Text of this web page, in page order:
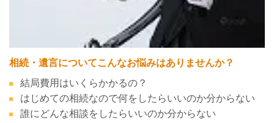
相続・遺言についてこんなお悩みはありませんか？
結局費用はいくらかかるの？
はじめての相続なので何をしたらいいのか分からない
誰にどんな相談をしたらいいのか分からない